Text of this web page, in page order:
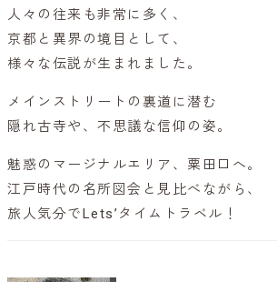
人々の往来も非常に多く、
京都と異界の境目として、
様々な伝説が生まれました。
メインストリートの裏道に潜む
隠れ古寺や、不思議な信仰の姿。
魅惑のマージナルエリア、粟田口へ。
江戸時代の名所図会と見比べながら、
旅人気分でLets’タイムトラベル！